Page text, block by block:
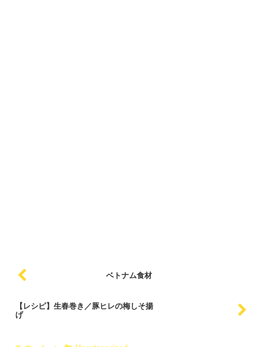
ベトナム食材
【レシピ】生春巻き／豚ヒレの梅しそ揚
げ